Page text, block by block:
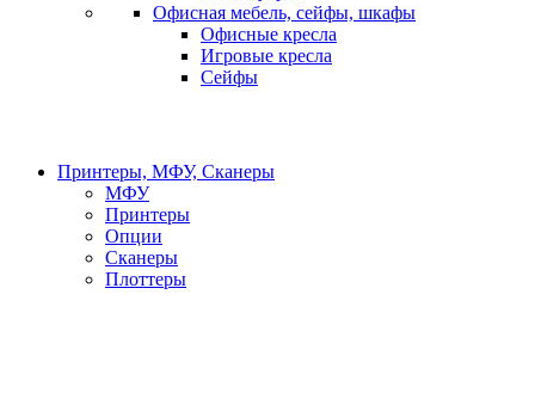
Офисная мебель, сейфы, шкафы
Офисные кресла
Игровые кресла
Сейфы
Принтеры, МФУ, Сканеры
МФУ
Принтеры
Опции
Сканеры
Плоттеры